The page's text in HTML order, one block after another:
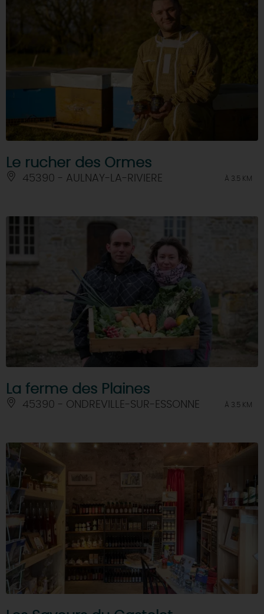
Le rucher des Ormes
45390 - AULNAY-LA-RIVIERE À 3.5 KM
La ferme des Plaines
45390 - ONDREVILLE-SUR-ESSONNE À 3.5 KM